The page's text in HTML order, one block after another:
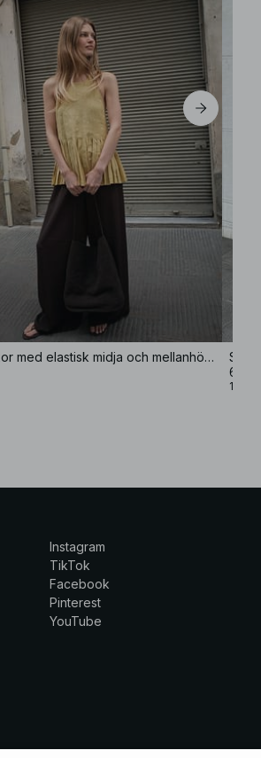
Vida byxor med elastisk midja och mellanhög midja
699
1 Färg
Instagram
TikTok
Facebook
Pinterest
YouTube